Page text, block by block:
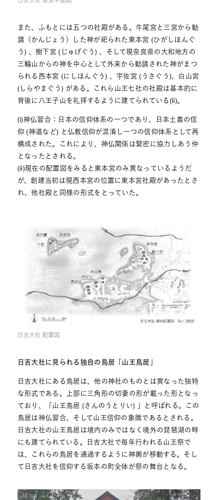
また、ふもとには五つの社殿がある。牛尾宮と三宮から勧
請（かんじょう）した神が祀られた東本宮 (ひがしほんぐ
う) 、樹下宮 (じゅげぐう) 、そして現奈良県の大和地方の
三輪山からの神を中心として外来から勧請された神がまつ
られる西本宮 (にしほんぐう) 、宇佐宮 (うさぐう)、白山宮
(しらやまぐう) がある。これら山王七社の社殿は基本的に
背後に八王子山を礼拝するように建てられている(ii)。
(i)神仏習合：日本の信仰体系の一つであり、日本土着の信
仰 (神道など) と仏教信仰が混淆し一つの信仰体系として再
構成された。これにより、神仏関係は緊密に協力しあう仲
となったとされる。
(ii)現在の配置図をみると東本宮のみ異なっているようだ
が、創建当初は現西本宮の位置に東本宮社殿があったとさ
れ、他社殿と同様の形式をとっていた。
日吉大社 配置図
日吉大社に見られる独自の鳥居「山王鳥居」
日吉大社にある鳥居は、他の神社のものとは異なった独特
な形式である。上部に三角形の切妻の形が載った形となっ
ており、「山王鳥居 (さんのうとりい) 」と呼ばれる。この
鳥居は神仏習合、そして山王信仰の象徴であるとされる。
日吉大社の山王鳥居は境内のみではなく境外の琵琶湖の畔
にも建てられている。日吉大社で毎年行われる山王祭で
は、これらの鳥居を通過するように神輿が移動する。そし
て日吉大社を信仰する坂本の町全体が祭の舞台となる。